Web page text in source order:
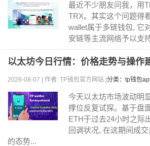
最近不少朋友问我，用
TRX。其实这个问题得
wallet属于多链钱包, 它
安链等主流网络予以支
以太坊今日行情：价格走势与操作
2026-08-07 | 作者: TP钱包官方网站 | 分类：tp钱包
今天以太坊市场波动明
撑位反复试探。基于盘
ETH于过去24小时之际
回调状况, 在这期间成
的态势...